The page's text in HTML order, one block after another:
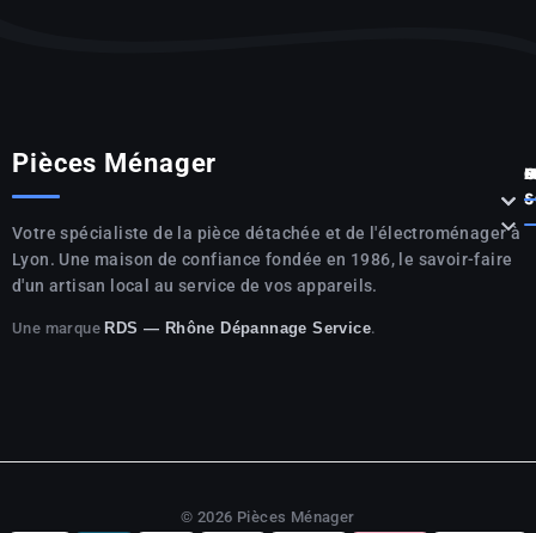
Pièces Ménager
Votre spécialiste de la pièce détachée et de l'électroménager à
Lyon. Une maison de confiance fondée en 1986, le savoir-faire
d'un artisan local au service de vos appareils.
Une marque RDS — Rhône Dépannage Service.




© 2026 Pièces Ménager